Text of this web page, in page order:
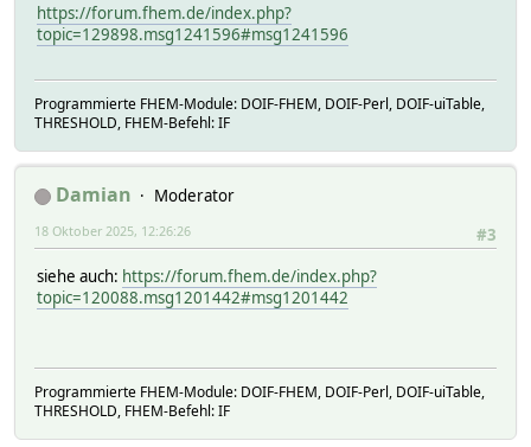
https://forum.fhem.de/index.php?
topic=129898.msg1241596#msg1241596
Programmierte FHEM-Module: DOIF-FHEM, DOIF-Perl, DOIF-uiTable,
THRESHOLD, FHEM-Befehl: IF
Damian
Moderator
#3
18 Oktober 2025, 12:26:26
siehe auch: https://forum.fhem.de/index.php?
topic=120088.msg1201442#msg1201442
Programmierte FHEM-Module: DOIF-FHEM, DOIF-Perl, DOIF-uiTable,
THRESHOLD, FHEM-Befehl: IF